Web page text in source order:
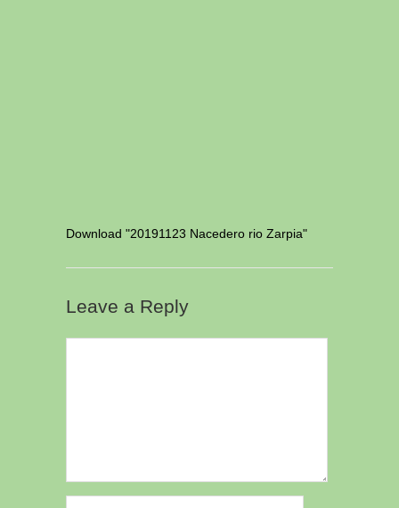
Download "20191123 Nacedero rio Zarpia"
Leave a Reply